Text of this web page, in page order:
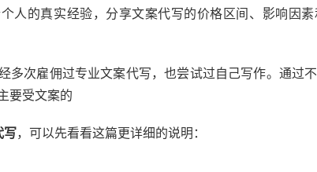
人的真实经验，分享文案代写的价格区间、影响因
多次雇佣过专业文案代写，也尝试过自己写作。通过
要受文案的
写，可以先看看这篇更详细的说明：